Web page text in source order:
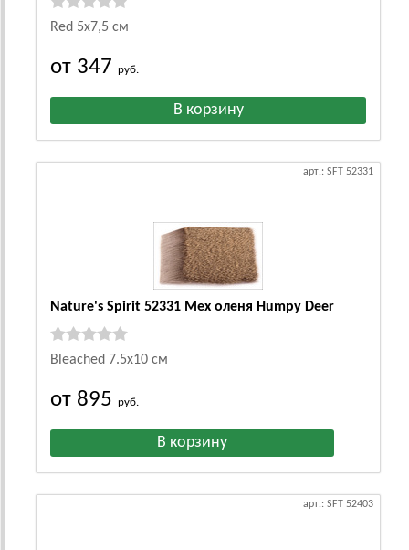
Red 5х7,5 см
от 347 руб.
арт.: SFT 52331
Nature's Spirit 52331 Мех оленя Humpy Deer
Bleached 7.5x10 см
от 895 руб.
арт.: SFT 52403